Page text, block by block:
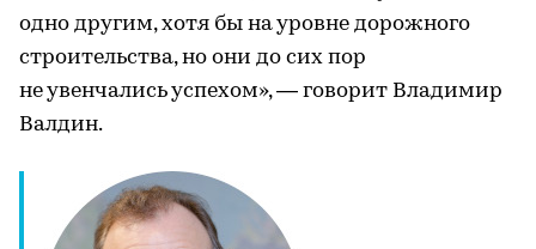
одно другим, хотя бы на уровне дорожного
строительства, но они до сих пор
не увенчались успехом», — говорит Владимир
Валдин.